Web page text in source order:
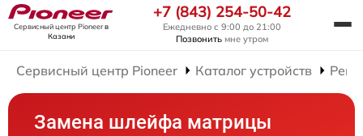
Сервисный центр Pioneerв
Казани
+7 (843) 254-50-42
Ежедневно с 9:00 до 21:00
Позвонить мне утром
Сервисный центр Pioneer Каталог устройств
Замена шлейфа матрицы